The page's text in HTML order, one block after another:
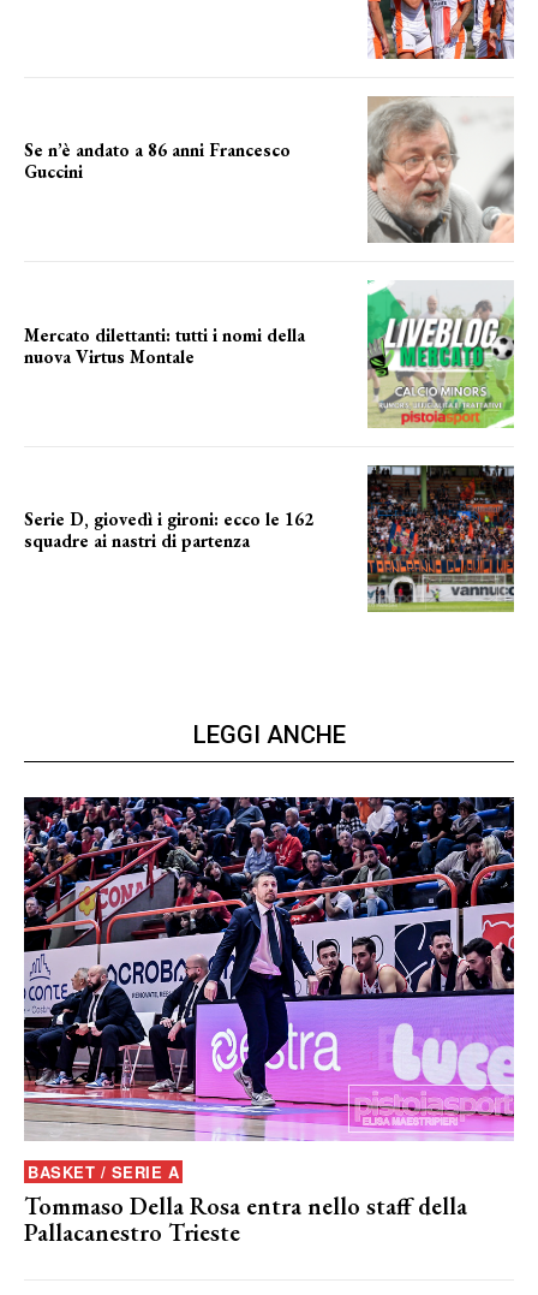
Se n’è andato a 86 anni Francesco
Guccini
Mercato dilettanti: tutti i nomi della
nuova Virtus Montale
Serie D, giovedì i gironi: ecco le 162
squadre ai nastri di partenza
LEGGI ANCHE
BASKET / SERIE A
Tommaso Della Rosa entra nello staff della
Pallacanestro Trieste